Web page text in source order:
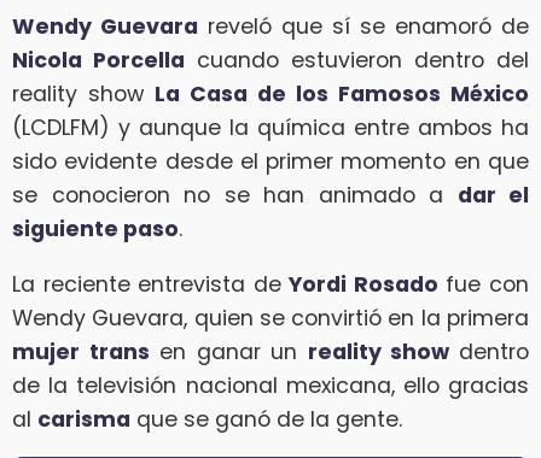
Wendy Guevara reveló que sí se enamoró de
Nicola Porcella cuando estuvieron dentro del
reality show La Casa de los Famosos México
(LCDLFM) y aunque la química entre ambos ha
sido evidente desde el primer momento en que
se conocieron no se han animado a dar el
siguiente paso.
La reciente entrevista deYordi Rosado fue con
Wendy Guevara, quien se convirtió en la primera
mujer trans en ganar un reality show dentro
de la televisión nacional mexicana, ello gracias
al carisma que se ganó de la gente.